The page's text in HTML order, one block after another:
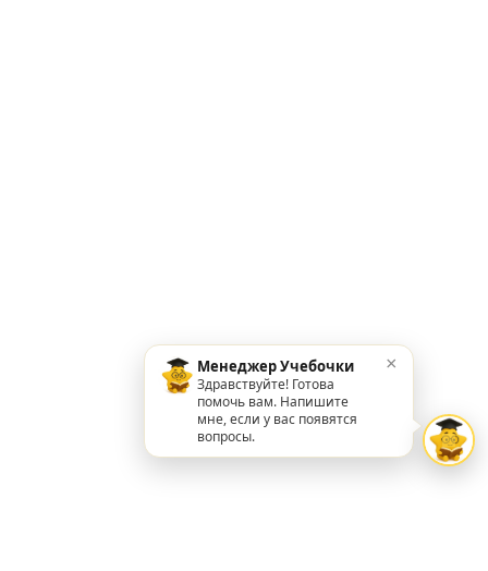
Менеджер Учебочки
Здравствуйте! Готова
помочь вам. Напишите
мне, если у вас появятся
вопросы.
×